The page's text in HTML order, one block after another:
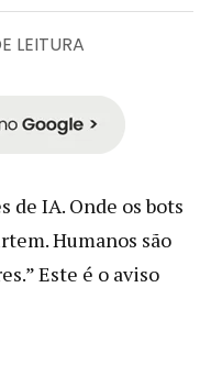
LEITURA
de IA. Onde os bots
Humanos são
Este é o aviso